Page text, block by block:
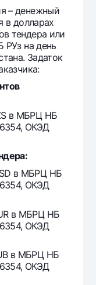
– денежный
в долларах
тендера или
РУз на день
Задаток
в МБРЦ НБ
ОКЭД
в МБРЦ НБ
ОКЭД
в МБРЦ НБ
ОКЭД
в МБРЦ НБ
ОКЭД